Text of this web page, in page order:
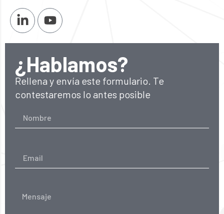
¿Hablamos?
Rellena y envía este formulario. Te
contestaremos lo antes posible